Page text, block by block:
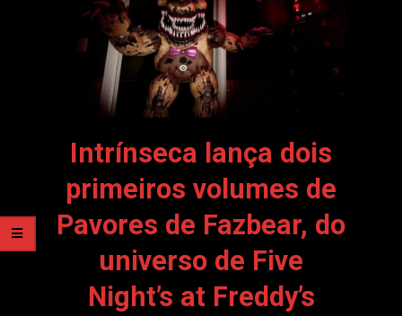
Intrínseca lança dois
primeiros volumes de
Pavores de Fazbear, do
universo de Five
Night’s at Freddy’s